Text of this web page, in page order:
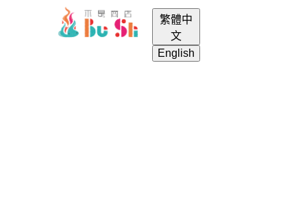
繁體中
文
English